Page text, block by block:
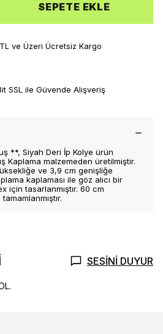
SEPETE EKLE
ve Üzeri Ücretsiz Kargo
SSL ile Güvende Alışveriş
**, Siyah Deri İp Kolye ürün
Kaplama malzemeden üretilmiştir.
ve 3,9 cm genişliğe
kaplaması ile göz alıcı bir
için tasarlanmıştır. 60 cm
SESİNİ DUYUR